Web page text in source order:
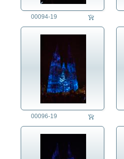
00094-19
00096-19